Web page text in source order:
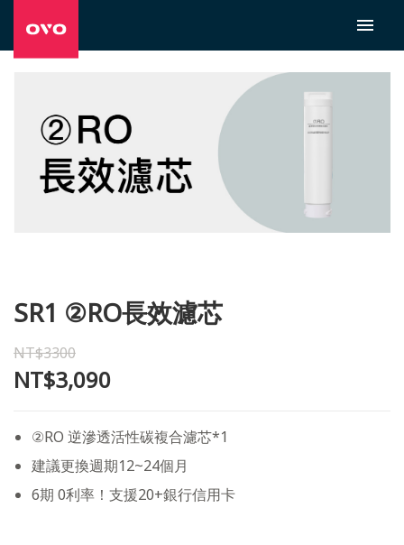
SR1 ②RO長效濾芯
NT$3300
NT$3,090
②RO 逆滲透活性碳複合濾芯*1
建議更換週期12~24個月
6期 0利率！支援20+銀行信用卡